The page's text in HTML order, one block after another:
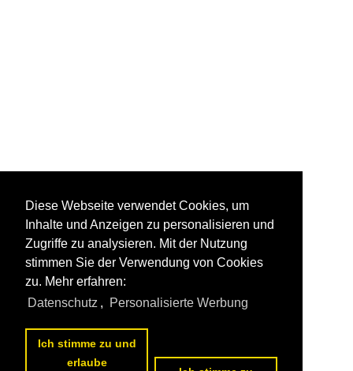
Diese Webseite verwendet Cookies, um
Inhalte und Anzeigen zu personalisieren und
Zugriffe zu analysieren. Mit der Nutzung
stimmen Sie der Verwendung von Cookies
zu. Mehr erfahren:
Datenschutz , Personalisierte Werbung
Ich stimme zu und
erlaube